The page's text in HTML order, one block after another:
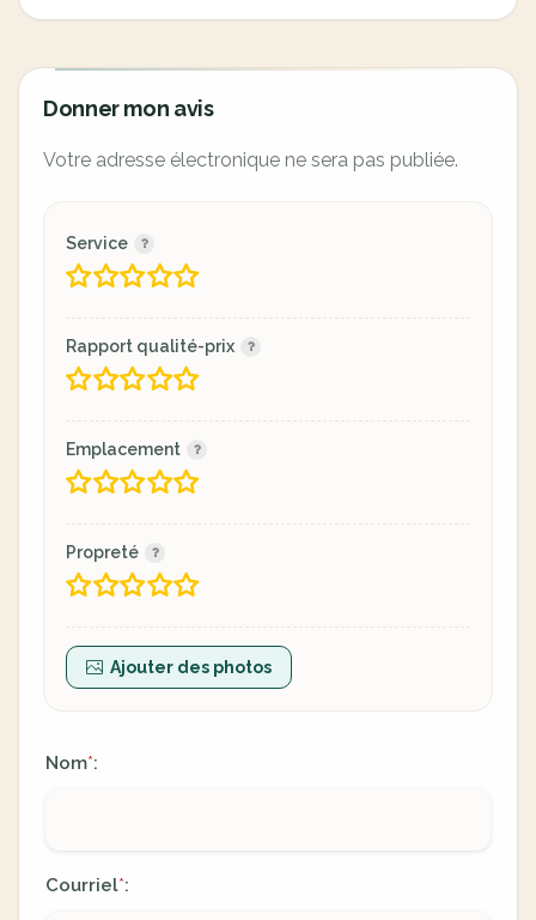
Donner mon avis
Votre adresse électronique ne sera pas publiée.
Service
Rapport qualité-prix
Emplacement
Propreté
Ajouter des photos
Nom*:
Courriel*: